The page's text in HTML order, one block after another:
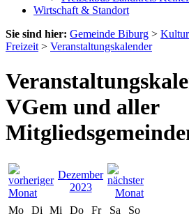
Wirtschaft & Standort
Sie sind hier: Gemeinde Biburg >
Freizeit > Veranstaltungskalender
VGem und aller
Dezember
2023
Mo
Di Mi Do Fr Sa
So